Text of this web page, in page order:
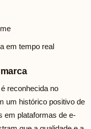
em tempo real
é reconhecida no
um histórico positivo de
em plataformas de e-